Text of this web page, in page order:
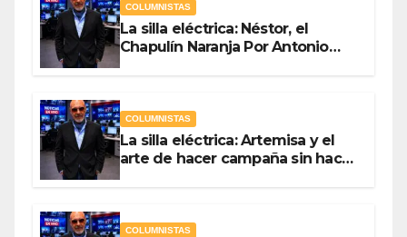
COLUMNISTAS
La silla eléctrica: Néstor, el
Chapulín Naranja Por Antonio
COLUMNISTAS
La silla eléctrica: Artemisa y el
arte de hacer campaña sin hacer
COLUMNISTAS